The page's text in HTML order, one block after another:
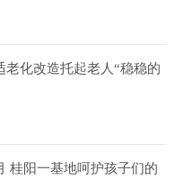
老化改造托起老人“稳稳的
桂阳一基地呵护孩子们的